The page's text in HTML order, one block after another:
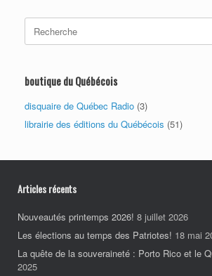
for:
boutique du Québécois
disquaire de Québec Radio (3)
librairie des éditions du Québécois (51)
Articles récents
Nouveautés printemps 2026! 8 juillet 2026
Les élections au temps des Patriotes! 18 mai
La quête de la souveraineté : Porto Rico et le
2025